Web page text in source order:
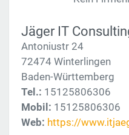
Jäger IT
Antoniustr 24
72474 Winterlingen
Baden-Württemberg
Tel.: 15125806306
Mobil: 15125806306
Web: https://